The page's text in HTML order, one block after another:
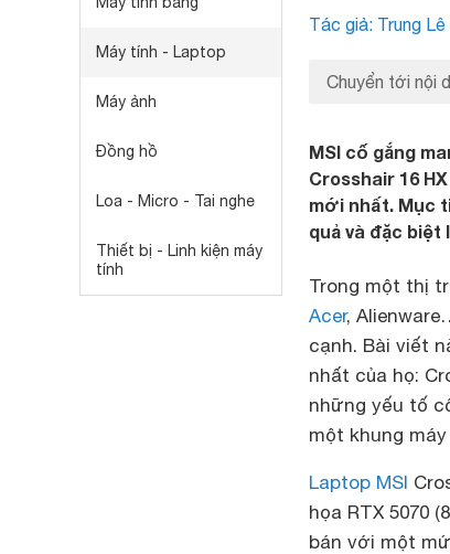
Máy tính - Laptop
Máy ảnh
Đồng hồ
Loa - Micro - Tai nghe
Thiết bị - Linh kiện máy
tính
Tác giả: Trung Lê
Chuyển tới nội
MSI cố gắng
Crosshair 16
mới nhất. Mục
quả và đặc biệt
Trong một thị
Acer,
cạnh. Bài viết
nhất của họ:
những yếu tố
một khung
Laptop MSI
họa RTX 5070
bán với một